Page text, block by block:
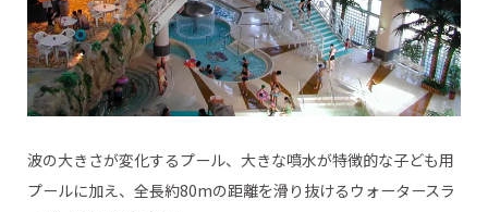
波の大きさが変化するプール、大きな噴水が特徴的な子ども用
プールに加え、全長約80mの距離を滑り抜けるウォータースラ